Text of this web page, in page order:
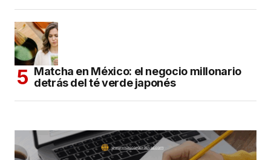
Matcha en México: el negocio millonario
detrás del té verde japonés